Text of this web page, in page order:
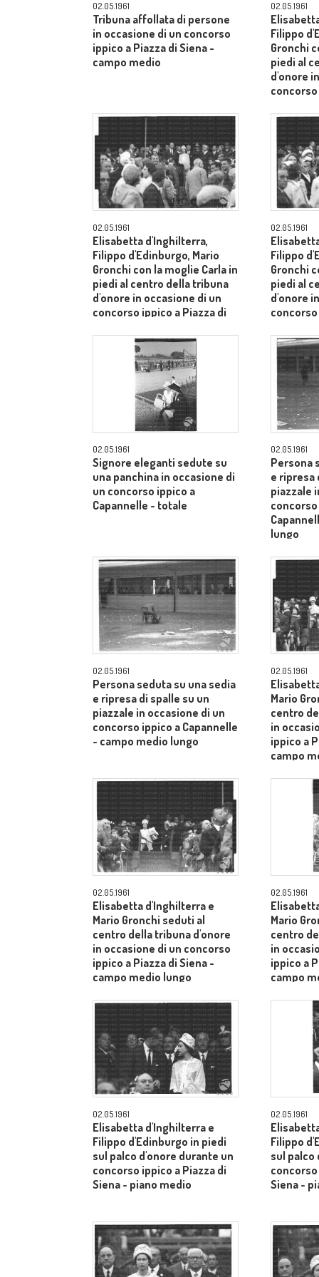
02.05.1961
Tribuna affollata di persone
in occasione di un concorso
ippico a Piazza di Siena -
campo medio
02.05.1961
Filippo
Gronchi
piedi al
d'onore
02.05.1961
Elisabetta d'Inghilterra,
Filippo d'Edinburgo, Mario
Gronchi con la moglie Carla in
piedi al centro della tribuna
d'onore in occasione di un
concorso ippico a Piazza di
02.05.1961
Filippo
Gronchi
piedi al
d'onore
02.05.1961
Signore eleganti sedute su
una panchina in occasione di
un concorso ippico a
Capannelle - totale
02.05.1961
Persona
e ripresa
piazzale
concorso
lungo
02.05.1961
Persona seduta su una sedia
e ripresa di spalle su un
piazzale in occasione di un
concorso ippico a Capannelle
- campo medio lungo
02.05.1961
Mario
centro
in
ippico a
campo
02.05.1961
Elisabetta d'Inghilterra e
Mario Gronchi seduti al
centro della tribuna d'onore
in occasione di un concorso
ippico a Piazza di Siena -
campo medio lungo
02.05.1961
Mario
centro
in
ippico a
campo
02.05.1961
Elisabetta d'Inghilterra e
Filippo d'Edinburgo in piedi
sul palco d'onore durante un
concorso ippico a Piazza di
Siena - piano medio
02.05.1961
Filippo
sul palco
Siena -